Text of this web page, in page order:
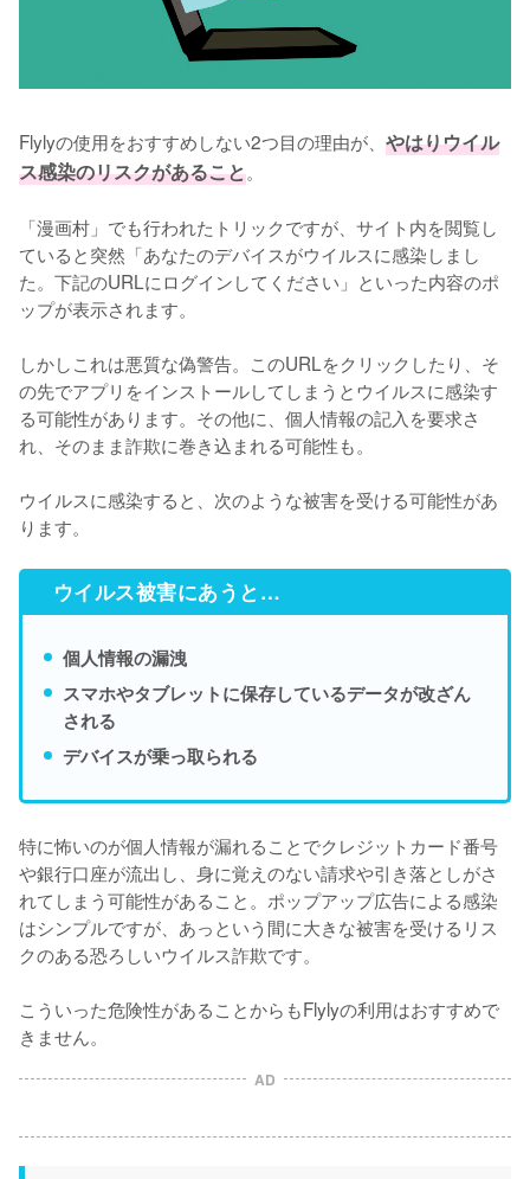
Flylyの使用をおすすめしない2つ目の理由が、 やはりウイル
ス感染のリスクがあること。
「漫画村」でも行われたトリックですが、サイト内を閲覧し
ていると突然「あなたのデバイスがウイルスに感染しまし
た。下記のURLにログインしてください」といった内容のポ
ップが表示されます。
しかしこれは悪質な偽警告。このURLをクリックしたり、そ
の先でアプリをインストールしてしまうとウイルスに感染す
る可能性があります。その他に、個人情報の記入を要求さ
れ、そのまま詐欺に巻き込まれる可能性も。
ウイルスに感染すると、次のような被害を受ける可能性があ
ります。
ウイルス被害にあうと…
個人情報の漏洩
スマホやタブレットに保存しているデータが改ざん
される
デバイスが乗っ取られる
特に怖いのが個人情報が漏れることでクレジットカード番号
や銀行口座が流出し、身に覚えのない請求や引き落としがさ
れてしまう可能性があること。ポップアップ広告による感染
はシンプルですが、あっという間に大きな被害を受けるリス
クのある恐ろしいウイルス詐欺です。
こういった危険性があることからもFlylyの利用はおすすめで
きません。
AD